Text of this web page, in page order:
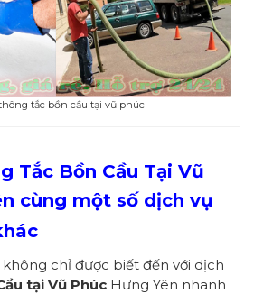
tắc bồn cầu tại vũ phúc
Tắc Bồn Cầu Tại Vũ
cùng một số dịch vụ
chỉ được biết đến với dịch
tại Vũ Phúc Hưng Yên nhanh